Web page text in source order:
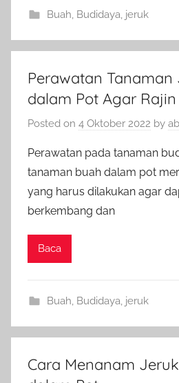
Buah, Budidaya, jeruk
Perawatan
dalam Pot Agar
Posted on 4 Oktober 2022 by
Perawatan pada tanaman
tanaman buah dalam pot
yang harus dilakukan agar
berkembang dan
Baca
Buah Budidaya jeruk
Cara Menanam